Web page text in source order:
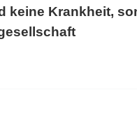
keine Krankheit,